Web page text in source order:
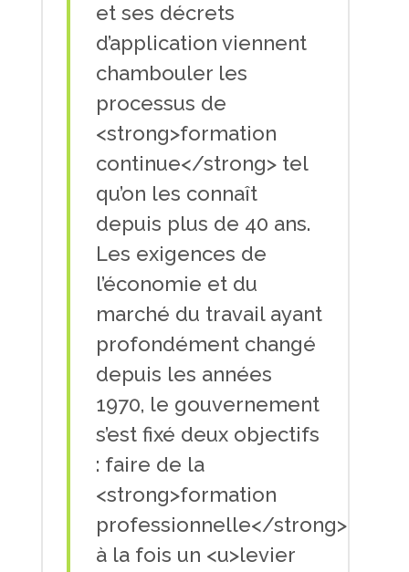
et ses décrets
d’application viennent
chambouler les
processus de
<strong>formation
continue</strong> tel
qu’on les connaît
depuis plus de 40 ans.
Les exigences de
l’économie et du
marché du travail ayant
profondément changé
depuis les années
1970, le gouvernement
s’est fixé deux objectifs
: faire de la
<strong>formation
professionnelle</strong>
à la fois un <u>levier